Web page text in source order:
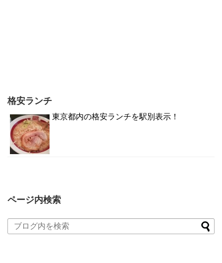
格安ランチ
東京都内の格安ランチを駅別表示！
ページ内検索